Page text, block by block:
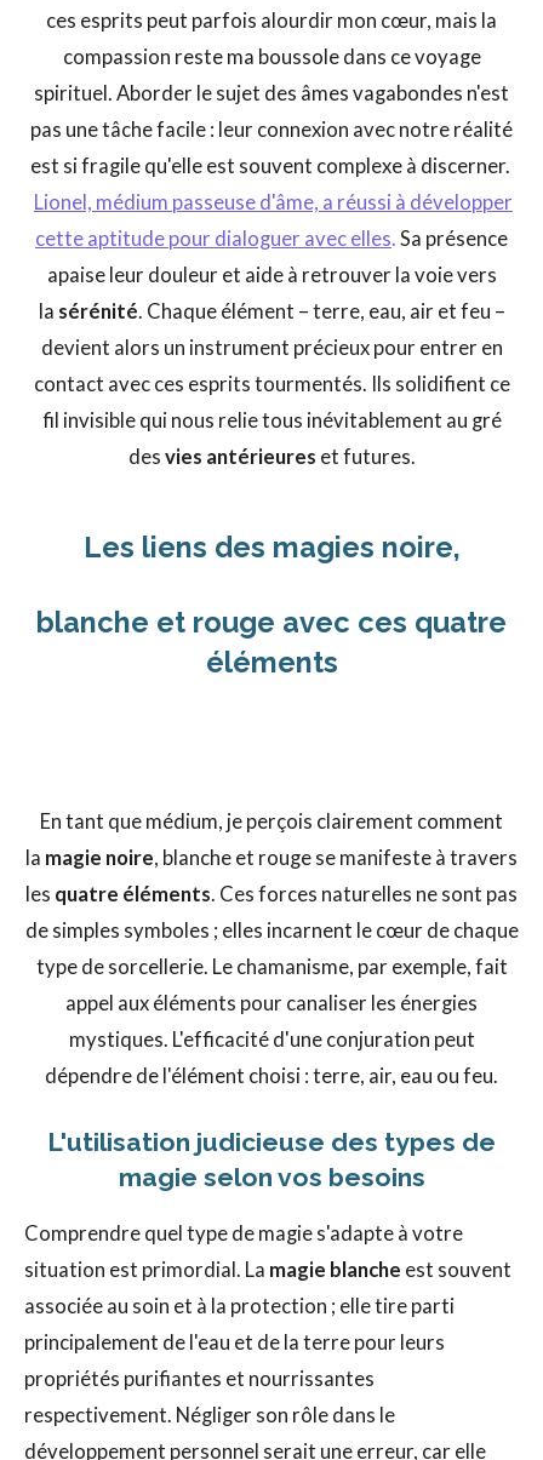
ces esprits peut parfois alourdir mon cœur, mais la
compassion reste ma boussole dans ce voyage
spirituel. Aborder le sujet des âmes vagabondes n'est
pas une tâche facile : leur connexion avec notre réalité
est si fragile qu'elle est souvent complexe à discerner.
Lionel, médium passeuse d'âme, a réussi à développer
cette aptitude pour dialoguer avec elles. Sa présence
apaise leur douleur et aide à retrouver la voie vers
la sérénité. Chaque élément – terre, eau, air et feu –
devient alors un instrument précieux pour entrer en
contact avec ces esprits tourmentés. Ils solidifient ce
fil invisible qui nous relie tous inévitablement au gré
des vies antérieures et futures.
Les liens des magies noire,
blanche et rouge avec ces quatre
éléments
En tant que médium, je perçois clairement comment
la magie noire, blanche et rouge se manifeste à travers
les quatre éléments. Ces forces naturelles ne sont pas
de simples symboles ; elles incarnent le cœur de chaque
type de sorcellerie. Le chamanisme, par exemple, fait
appel aux éléments pour canaliser les énergies
mystiques. L'efficacité d'une conjuration peut
dépendre de l'élément choisi : terre, air, eau ou feu.
L'utilisation judicieuse des types de
magie selon vos besoins
Comprendre quel type de magie s'adapte à votre
situation est primordial. La magie blanche est souvent
associée au soin et à la protection ; elle tire parti
principalement de l'eau et de la terre pour leurs
propriétés purifiantes et nourrissantes
respectivement. Négliger son rôle dans le
développement personnel serait une erreur, car elle